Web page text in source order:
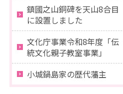
鎮國之山銅碑を天山8合目
に設置しました
文化庁事業令和8年度「伝
統文化親子教室事業」
小城鍋島家の歴代藩主